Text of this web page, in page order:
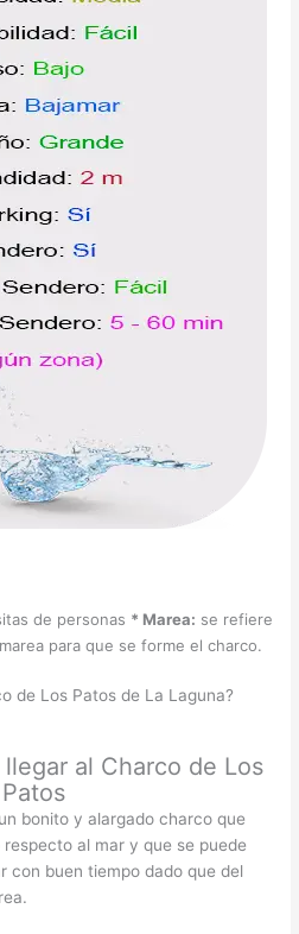
de personas * Marea: se refiere
para que se forme el charco.
de Los Patos de La Laguna?
al Charco de Los
Patos
bonito y alargado charco que
al mar y que se puede
con buen tiempo dado que del